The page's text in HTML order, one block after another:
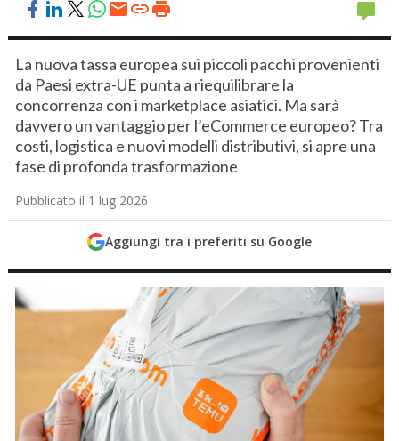
La nuova tassa europea sui piccoli pacchi provenienti
da Paesi extra-UE punta a riequilibrare la
concorrenza con i marketplace asiatici. Ma sarà
davvero un vantaggio per l’eCommerce europeo? Tra
costi, logistica e nuovi modelli distributivi, si apre una
fase di profonda trasformazione
Pubblicato il 1 lug 2026
Aggiungi tra i preferiti su Google